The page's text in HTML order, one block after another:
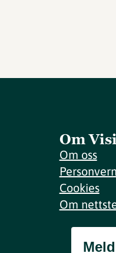
Om
Om oss
Cookies
Om
Meld